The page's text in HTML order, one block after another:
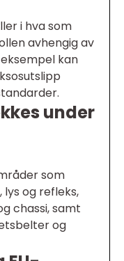
i hva som
avhengig av
kan
under
som
og refleks,
chassi, samt
og